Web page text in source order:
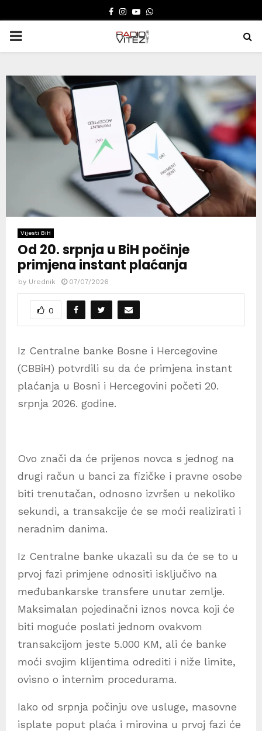
FACEBOOK
INSTAGRAM
YOUTUBE
WHATSAPP
PRIMARY
Vijesti BiH
Od 20. srpnja u BiH počinje
primjena instant plaćanja
by Urednik 07/07/2026
0
Iz Centralne banke Bosne i Hercegovine
(CBBiH) potvrdili su da će primjena instant
plaćanja u Bosni i Hercegovini početi 20.
srpnja 2026. godine.
Ovo znači da će prijenos novca s jednog na
drugi račun u banci za fizičke i pravne osobe
biti trenutačan, odnosno izvršen u nekoliko
sekundi, a transakcije će se moći realizirati i
neradnim danima.
Iz Centralne banke ukazali su da će se to u
prvoj fazi primjene odnositi isključivo na
međubankarske transfere unutar zemlje.
Maksimalan pojedinačni iznos novca koji će
biti moguće poslati jednom ovakvom
transakcijom jeste 5.000 KM, ali će banke
moći svojim klijentima odrediti i niže limite,
ovisno o internim procedurama.
Iako od srpnja počinju ove usluge, masovne
isplate poput plaća i mirovina u prvoj fazi će